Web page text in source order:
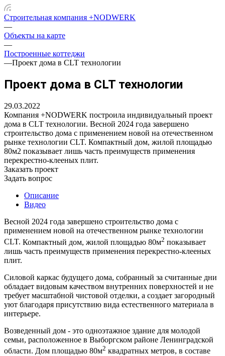
Строительная компания +NODWERK
—
Объекты на карте
—
Построенные коттеджи
—Проект дома в CLT технологии
Проект дома в CLT технологии
29.03.2022
Компания +NODWERK построила индивидуальный проект
дома в CLT технологии. Весной 2024 года завершено
строительство дома с применением новой на отечественном
рынке технологии CLT. Компактный дом, жилой площадью
80м2 показывает лишь часть преимуществ применения
перекрестно-клееных плит.
Заказать проект
Задать вопрос
Описание
Видео
Весной 2024 года завершено строительство дома с
применением новой на отечественном рынке технологии
CLT. Компактный дом, жилой площадью 80м2 показывает
лишь часть преимуществ применения перекрестно-клееных
плит.
Силовой каркас будущего дома, собранный за считанные дни
обладает видовым качеством внутренних поверхностей и не
требует масштабной чистовой отделки, а создает загородный
уют благодаря присутствию вида естественного материала в
интерьере.
Возведенный дом - это одноэтажное здание для молодой
семьи, расположенное в Выборгском районе Ленинградской
области. Дом площадью 80м2 квадратных метров, в составе